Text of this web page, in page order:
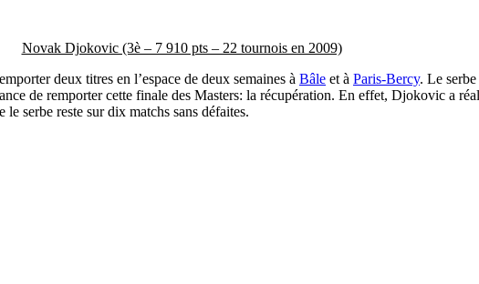
Novak Djokovic (3è – 7 910 pts – 22 tournois en 2009)
deux titres en l’espace de deux semaines à Bâle et à Paris-Bercy. Le serbe
de remporter cette finale des Masters: la récupération. En effet, Djokovic a
serbe reste sur dix matchs sans défaites.